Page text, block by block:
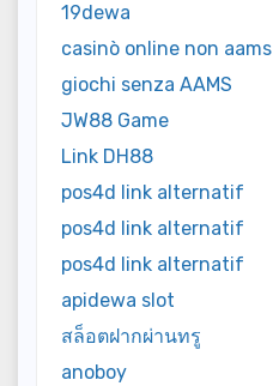
19dewa
casinò online non aams
giochi senza AAMS
JW88 Game
Link DH88
pos4d link alternatif
pos4d link alternatif
pos4d link alternatif
apidewa slot
สล็อตฝากผ่านทรู
anoboy